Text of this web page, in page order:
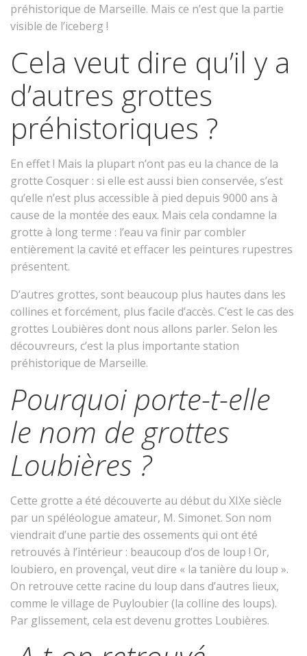
préhistorique de Marseille. Mais ce n’est que la partie
visible de l’iceberg !
Cela veut dire qu’il y a
d’autres grottes
préhistoriques ?
En effet ! Mais la plupart n’ont pas eu la chance de la
grotte Cosquer : si elle est aussi bien conservée, s’est
qu’elle n’est plus accessible à pied depuis 9000 ans à
cause de la montée des eaux. Mais cela condamne la
grotte à long terme : l’eau va finir par combler
entièrement la cavité et effacer les peintures rupestres
présentent.
D’autres grottes, sont beaucoup plus hautes dans les
collines et forcément, plus facile d’accès. C’est le cas des
grottes Loubières dont nous allons parler. Selon les
découvreurs, c’est la plus importante station
préhistorique de Marseille.
Pourquoi porte-t-elle
le nom de grottes
Loubières ?
Cette grotte a été découverte au début du XIXe siècle
par un spéléologue amateur, M. Simonet. Son nom
viendrait d’une partie des ossements qui ont été
retrouvés à l’intérieur : beaucoup d’os de loup ! Or,
loubiero, en provençal, veut dire « la tanière du loup ».
On retrouve cette racine du loup dans d’autres lieux,
comme le village de Puyloubier (la colline des loups).
Par glissement, cela est devenu grottes Loubières.